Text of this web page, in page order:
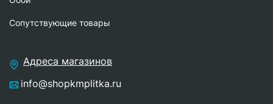
Сопутствующие товары
Адреса магазинов
info@shopkmplitka.ru